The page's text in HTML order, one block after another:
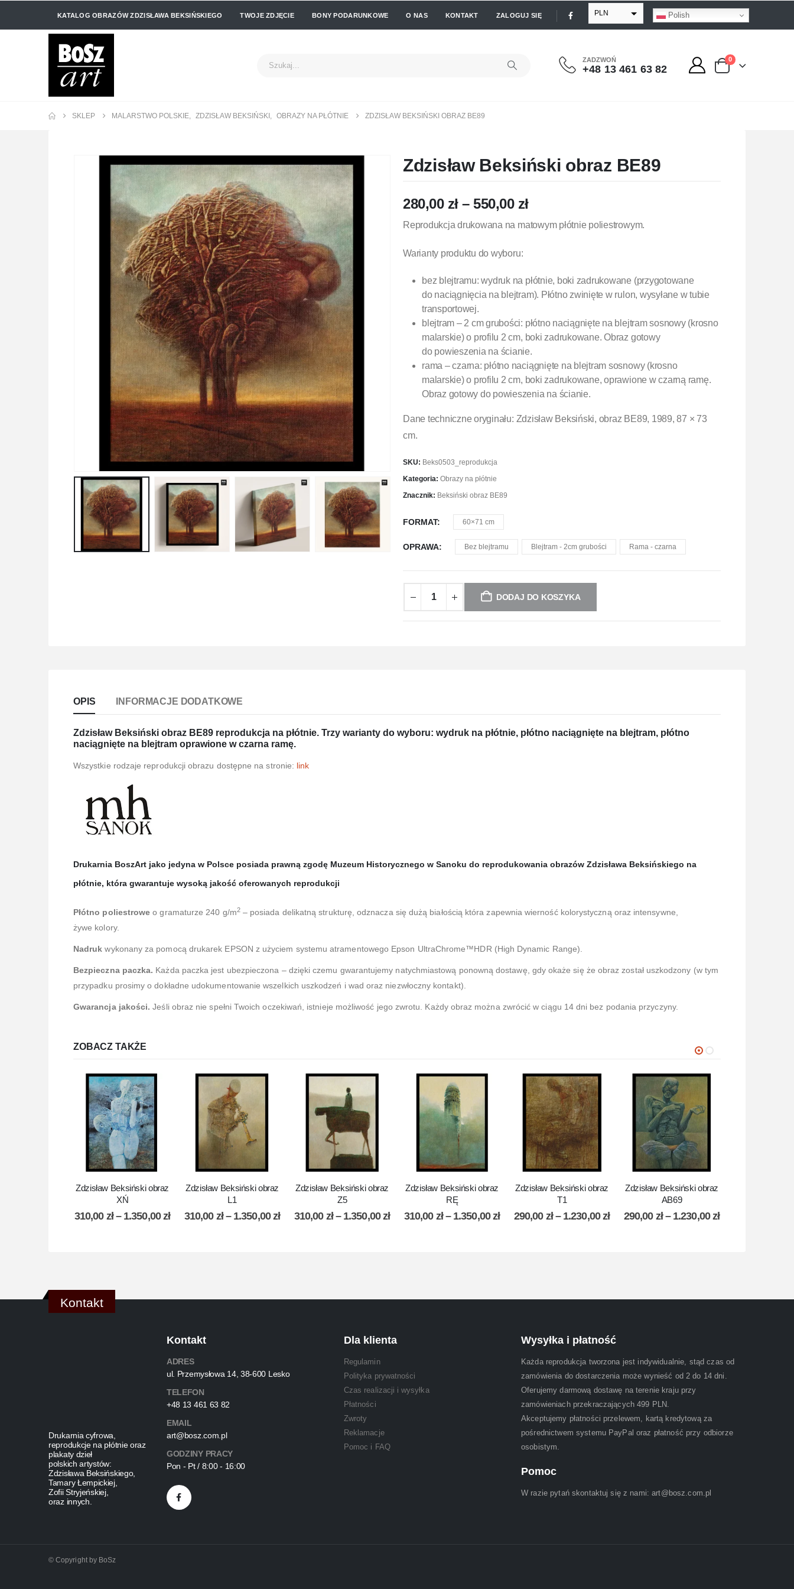
KATALOG OBRAZÓW ZDZISŁAWA BEKSIŃSKIEGO TWOJE ZDJĘCIE BONY PODARUNKOWE O NAS KONTAKT ZALOGUJ SIĘ PLN
GBP
Polish
ZADZWOŃ
+48 13 461 63 82
0
SKLEP MALARSTWO POLSKIE, ZDZISŁAW BEKSIŃSKI , OBRAZY NA PŁÓTNIE ZDZISŁAW BEKSIŃSKI OBRAZ BE89
Zdzisław Beksiński obraz BE89
280,00 zł – 550,00 zł
Reprodukcja drukowana na matowym płótnie poliestrowym.
Warianty produktu do wyboru:
bez blejtramu: wydruk na płótnie, boki zadrukowane (przygotowane
do naciągnięcia na blejtram). Płótno zwinięte w rulon, wysyłane w tubie
transportowej.
blejtram – 2 cm grubości: płótno naciągnięte na blejtram sosnowy (krosno
malarskie) o profilu 2 cm, boki zadrukowane. Obraz gotowy
do powieszenia na ścianie.
rama – czarna: płótno naciągnięte na blejtram sosnowy (krosno
malarskie) o profilu 2 cm, boki zadrukowane, oprawione w czarną ramę.
Obraz gotowy do powieszenia na ścianie.
Dane techniczne oryginału: Zdzisław Beksiński, obraz BE89, 1989, 87 × 73
cm.
SKU: Beks0503_reprodukcja
Kategoria: Obrazy na płótnie
Znacznik: Beksiński obraz BE89
FORMAT 60×71 cm
OPRAWA Bez blejtramu Blejtram - 2cm grubości Rama - czarna
DODAJ DO KOSZYKA
OPIS INFORMACJE DODATKOWE
Zdzisław Beksiński obraz BE89 reprodukcja na płótnie. Trzy warianty do wyboru: wydruk na płótnie, płótno naciągnięte na blejtram, płótno
naciągnięte na blejtram oprawione w czarna ramę.
Wszystkie rodzaje reprodukcji obrazu dostępne na stronie: link
Drukarnia BoszArt jako jedyna w Polsce posiada prawną zgodę Muzeum Historycznego w Sanoku do reprodukowania obrazów Zdzisława Beksińskiego na
płótnie, która gwarantuje wysoką jakość oferowanych reprodukcji
Płótno poliestroweo gramaturze 240 g/m2– posiada delikatną strukturę, odznacza się dużą białością która zapewnia wierność kolorystyczną oraz intensywne,
żywe kolory.
Nadruk wykonany za pomocą drukarek EPSON z użyciem systemu atramentowego Epson UltraChrome™HDR (High Dynamic Range).
Bezpieczna paczka. Każda paczka jest ubezpieczona – dzięki czemu gwarantujemy natychmiastową ponowną dostawę, gdy okaże się że obraz został uszkodzony (w tym
przypadku prosimy o dokładne udokumentowanie wszelkich uszkodzeń i wad oraz niezwłoczny kontakt).
Gwarancja jakości. Jeśli obraz nie spełni Twoich oczekiwań, istnieje możliwość jego zwrotu. Każdy obraz można zwrócić w ciągu 14 dni bez podania przyczyny.
ZOBACZ TAKŻE
Zdzisław Beksiński obraz
XŃ
310,00 zł – 1.350,00zł
Zdzisław Beksiński obraz
L1
310,00 zł – 1.350,00zł
Zdzisław Beksiński obraz
Z5
310,00 zł – 1.350,00zł
Zdzisław Beksiński obraz
RĘ
310,00 zł – 1.350,00zł
Zdzisław Beksiński obraz
T1
290,00 zł – 1.230,00zł
Zdzisław Beksiński obraz
AB69
290,00 zł – 1.230,00zł
Kontakt
Drukarnia cyfrowa,
reprodukcje na płótnie oraz
plakaty dzieł
polskich artystów:
Zdzisława Beksińskiego,
Tamary Łempickiej,
Zofii Stryjeńskiej,
oraz innych.
Kontakt
ADRES
ul. Przemysłowa 14, 38-600 Lesko
TELEFON
+48 13 461 63 82
EMAIL
art@bosz.com.pl
GODZINY PRACY
Pon - Pt / 8:00 - 16:00
Dla klienta
Regulamin
Polityka prywatności
Czas realizacji i wysyłka
Płatności
Zwroty
Reklamacje
Pomoc i FAQ
Wysyłka i płatność
Każda reprodukcja tworzona jest indywidualnie, stąd czas od
zamówienia do dostarczenia może wynieść od 2 do 14 dni.
Oferujemy darmową dostawę na terenie kraju przy
zamówieniach przekraczających 499 PLN.
Akceptujemy płatności przelewem, kartą kredytową za
pośrednictwem systemu PayPal oraz płatność przy odbiorze
osobistym.
Pomoc
W razie pytań skontaktuj się z nami: art@bosz.com.pl
© Copyright by BoSz